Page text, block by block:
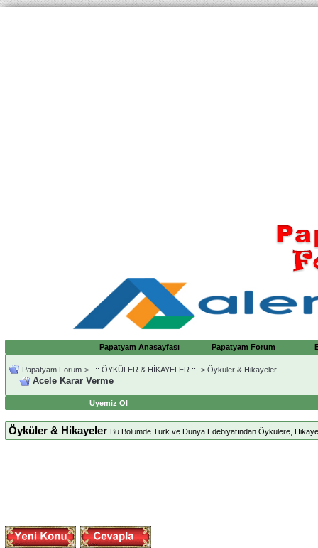
Papatyam Anasayfası Papatyam Forum
Papatyam Forum > ..::.ÖYKÜLER & HİKAYELER.::. > Öyküler & Hikayeler
Acele Karar Verme
Üyemiz Ol
Öyküler & Hikayeler Bu Bölümde Türk ve Dünya Edebiyatından Öykülere,